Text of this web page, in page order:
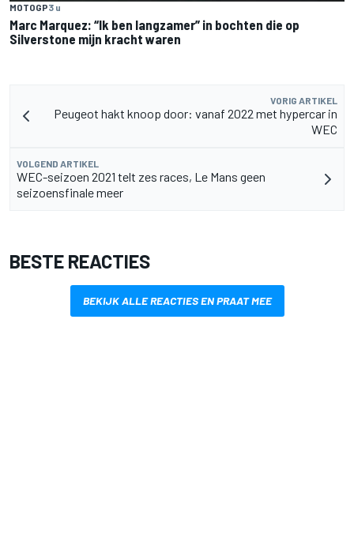
MOTOGP3 u
Marc Marquez: “Ik ben langzamer” in bochten die op
Silverstone mijn kracht waren
VORIG ARTIKEL
Peugeot hakt knoop door: vanaf 2022 met hypercar in
WEC
VOLGEND ARTIKEL
WEC-seizoen 2021 telt zes races, Le Mans geen
seizoensfinale meer
BESTE REACTIES
BEKIJK ALLE REACTIES EN PRAAT MEE